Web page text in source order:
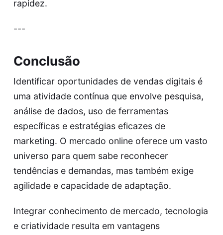
rapidez.
---
Conclusão
Identificar oportunidades de vendas digitais é
uma atividade contínua que envolve pesquisa,
análise de dados, uso de ferramentas
específicas e estratégias eficazes de
marketing. O mercado online oferece um vasto
universo para quem sabe reconhecer
tendências e demandas, mas também exige
agilidade e capacidade de adaptação.
Integrar conhecimento de mercado, tecnologia
e criatividade resulta em vantagens